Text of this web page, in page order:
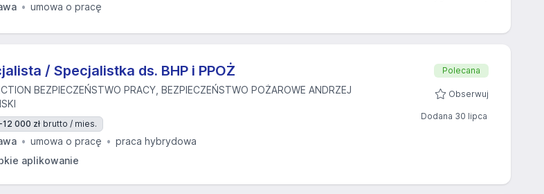
umowa o pracę
/ Specjalistka ds. BHP i PPOŻ
BEZPIECZEŃSTWO PRACY, BEZPIECZEŃSTWO POŻAROWE ANDRZEJ
000 zł brutto / mies.
umowa o pracę
praca hybrydowa
aplikowanie
Polecana
Obserwuj
Dodana 30 lipca